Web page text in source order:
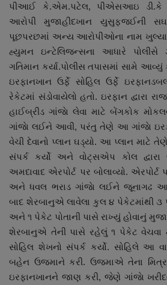
પીઆઈ કે.એમ.પટેલ, પીએસઆઇ ડી.કે
આરોપી મુજાહીદખાન યુસુફજઈની
પૂછપરછમાં અન્ય આરોપીઓના નામ ખુલ્યા
હ્યુમન ઇન્ટેલિજન્સના આધારે પોલીસે
ગતિમાન કર્યા.પોલીસ તપાસમાં સામે આવ્યું
ઇરફાનખાન ઉર્ફે સોહિલ ઉર્ફે
રેકેટમાં સંડોવાયેલો હતો. ઇરફાન દ્વારા
હાઈબ્રીડ ગાંજાે લેવા માટે બેંગકોક
ગાંજાે લઈને આવી, પરંતુ તેણે આ ગાંજાે
વેચી દેવાનો પ્લાન ઘડ્યો. આ પ્લાન માટે
સંપર્ક કર્યો અને વોટ્સએપ કોલ
અમદાવાદ એરપોર્ટ પર બોલાવ્યો.
અને ધવલ ભરાડ ગાંજાે લઈને જૂનાગઢ
બાદ શેરબાનુએ લાવેલા કુલ ૪ પેકેટમાંથી ૩
અને ૧ પેકેટ પોતાની પાસે રાખ્યું હોવાનું
શેરબાનુએ તેની પાસે રહેલું ૧ પેકેટ વેચવા
સોહિલ શેખનો સંપર્ક કર્યો. સોહિલે આ
બહેન ઉજમાને કરી. ઉજમાએ તેના મિત્ર
ઇરફાનખાનને જાણ કરી, જેણે ગાંજાે